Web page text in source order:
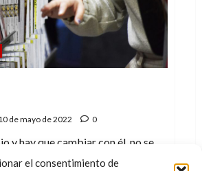
el consentimiento de
de mayo de 2022 0
y hay que cambiar con él, no se
y tampoco...